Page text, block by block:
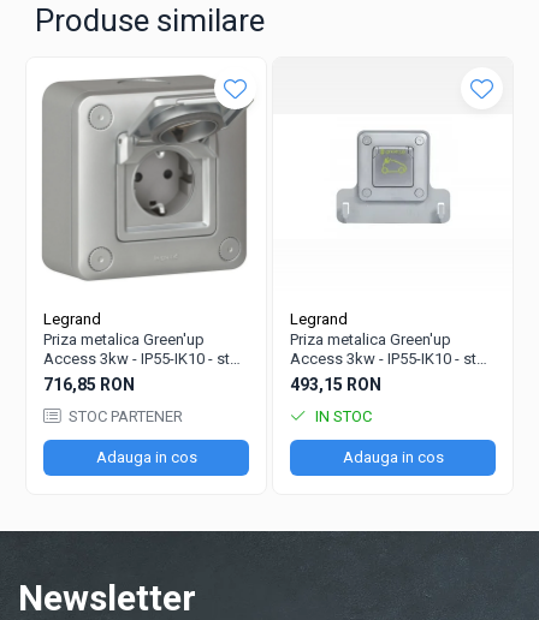
Produse similare
Legrand
Priza metalica Green'up
Access 3kw - IP55-IK10 - std
German cu capac blocat
077857
716,85 RON
STOC PARTENER
Adauga in cos
Legrand
Priza metalica Green'up
Access 3kw - IP55-IK10 - std
German 077856
493,15 RON
IN STOC
Adauga in cos
Newsletter